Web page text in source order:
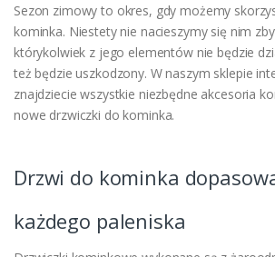
Sezon zimowy to okres, gdy możemy
kominka. Niestety nie nacieszymy się nim
którykolwiek z jego elementów nie będzie
też będzie uszkodzony. W naszym sklepie
znajdziecie wszystkie niezbędne akcesoria
nowe drzwiczki do kominka.
Drzwi do kominka
każdego paleniska